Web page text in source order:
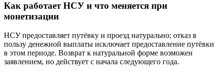
Как работает НСУ и что меняется при
монетизации
НСУ предоставляет путёвку и проезд натурально; отказ в
пользу денежной выплаты исключает предоставление путёвки
в этом периоде. Возврат к натуральной форме возможен
заявлением, но действует с начала следующего года.